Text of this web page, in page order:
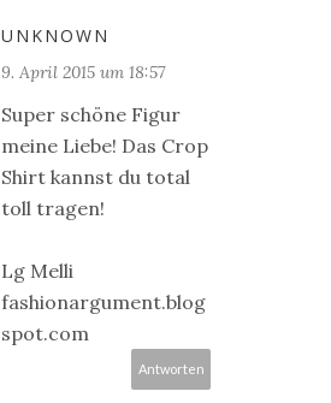
UNKNOWN
9. April 2015 um 18:57
Super schöne Figur
meine Liebe! Das Crop
Shirt kannst du total
toll tragen!
Lg Melli
fashionargument.blog
spot.com
Antworten